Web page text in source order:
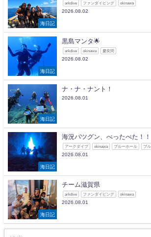
海日記
arkdive ファンダイビング okinawa
2026.08.02
海日記
黒島マンタ🌟
arkdive okinawa 慶良間
2026.08.02
海日記
ナ・ナ・ナント！
2026.08.01
海日記
海況バツグン、べったべた！！
アークダイブ okinawa ブルーホール ブ
2026.08.01
海日記
チーム滋賀県
arkdive ファンダイビング okinawa
2026.08.01